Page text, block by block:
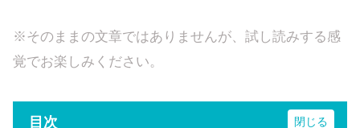
※そのままの文章ではありませんが、試し読みする感
覚でお楽しみください。
目次